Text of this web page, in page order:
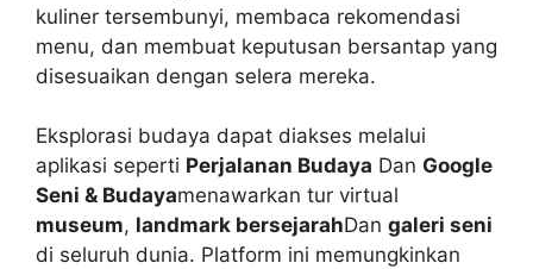
kuliner tersembunyi, membaca rekomendasi
menu, dan membuat keputusan bersantap yang
disesuaikan dengan selera mereka.
Eksplorasi budaya dapat diakses melalui
aplikasi seperti Perjalanan Budaya Dan Google
Seni & Budayamenawarkan tur virtual
museum, landmark bersejarahDan galeri seni
di seluruh dunia. Platform ini memungkinkan